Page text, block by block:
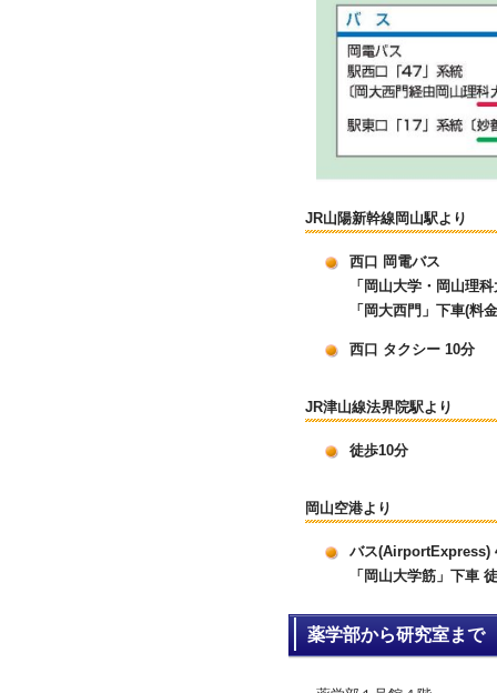
JR山陽新幹線岡山駅より
西口 岡電バス
「岡山大学・岡山理
「岡大西門」下車(料
西口 タクシー 10分
JR津山線法界院駅より
徒歩10分
岡山空港より
バス(AirportExpress)
「岡山大学筋」下車
薬学部から研究室まで